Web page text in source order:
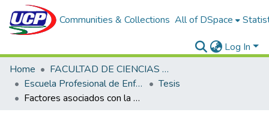
Communities & Collections All of DSpace
Log In
Home
FACULTAD DE CIENCIAS DE LA SALUD
Escuela Profesional de Enfermería
Tesis
Factores asociados con la hipertensión arterial en adultos mayores en la ipress i-3 6 de octubre, belén 2025